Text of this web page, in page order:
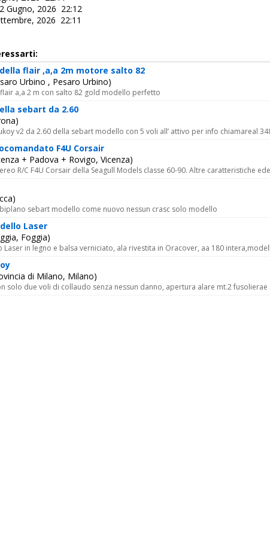
Gugno, 2026 22:12
2026 22:11
flair ,a,a 2m motore salto 82
Urbino , Pesaro Urbino)
a,a 2 m con salto 82 gold modello perfetto
sebart da 2.60
v2 da 2.60 della sebart modello con 5 voli all’ attivo per info chiamareal
F4U Corsair
+ Padova + Rovigo, Vicenza)
R/C F4U Corsair della Seagull Models classe 60-90. Altre caratteristiche
sebart modello come nuovo nessun crasc solo modello
Laser
Foggia)
in legno e balsa verniciato, ala rivestita in Oracover, aa 180
di Milano, Milano)
solo due voli di collaudo senza nessun danno, apertura alare mt.2